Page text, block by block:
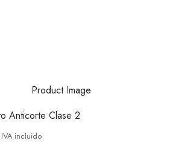
Anticorte Clase 2
IVA incluido